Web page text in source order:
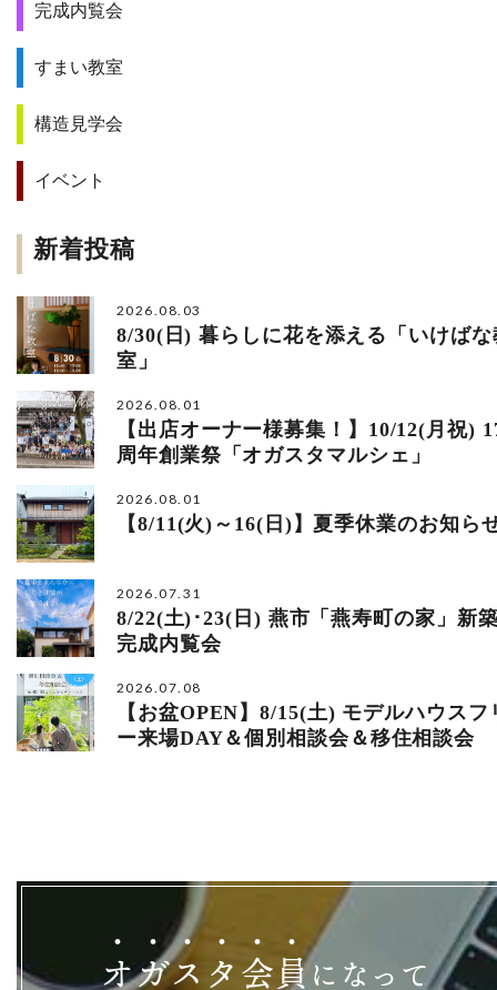
完成内覧会
すまい教室
構造見学会
イベント
新着投稿
2026.08.03
8/30(日) 暮らしに花を添える「いけばな
室」
2026.08.01
【出店オーナー様募集！】10/12(月祝)
周年創業祭「オガスタマルシェ」
2026.08.01
【8/11(火)～16(日)】夏季休業のお知ら
2026.07.31
8/22(土)･23(日) 燕市「燕寿町の家」新
完成内覧会
2026.07.08
【お盆OPEN】8/15(土) モデルハウスフ
ー来場DAY＆個別相談会＆移住相談会
オガス タ会員になって